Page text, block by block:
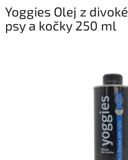
Yoggies Olej z
psy a kočky 250 ml